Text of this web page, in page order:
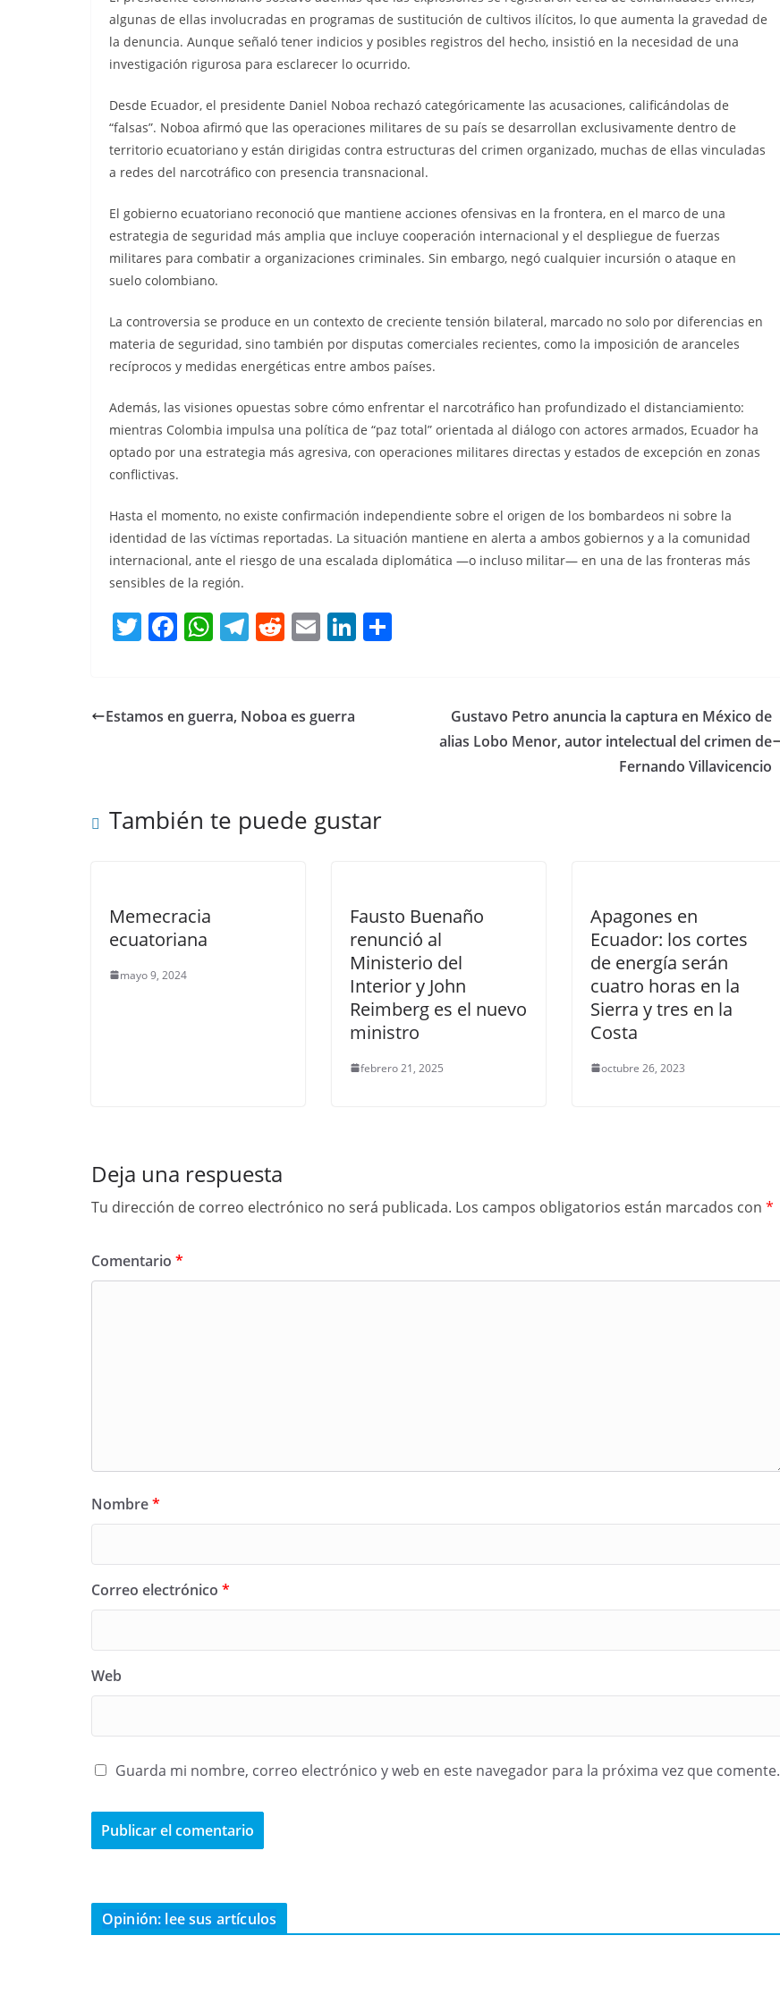
algunas de ellas involucradas en programas de sustitución de cultivos ilícitos, lo que aumenta la gravedad de
la denuncia. Aunque señaló tener indicios y posibles registros del hecho, insistió en la necesidad de una
investigación rigurosa para esclarecer lo ocurrido.
Desde Ecuador, el presidente Daniel Noboa rechazó categóricamente las acusaciones, calificándolas de
“falsas”. Noboa afirmó que las operaciones militares de su país se desarrollan exclusivamente dentro de
territorio ecuatoriano y están dirigidas contra estructuras del crimen organizado, muchas de ellas vinculadas
a redes del narcotráfico con presencia transnacional.
El gobierno ecuatoriano reconoció que mantiene acciones ofensivas en la frontera, en el marco de una
estrategia de seguridad más amplia que incluye cooperación internacional y el despliegue de fuerzas
militares para combatir a organizaciones criminales. Sin embargo, negó cualquier incursión o ataque en
suelo colombiano.
La controversia se produce en un contexto de creciente tensión bilateral, marcado no solo por diferencias en
materia de seguridad, sino también por disputas comerciales recientes, como la imposición de aranceles
recíprocos y medidas energéticas entre ambos países.
Además, las visiones opuestas sobre cómo enfrentar el narcotráfico han profundizado el distanciamiento:
mientras Colombia impulsa una política de “paz total” orientada al diálogo con actores armados, Ecuador ha
optado por una estrategia más agresiva, con operaciones militares directas y estados de excepción en zonas
conflictivas.
Hasta el momento, no existe confirmación independiente sobre el origen de los bombardeos ni sobre la
identidad de las víctimas reportadas. La situación mantiene en alerta a ambos gobiernos y a la comunidad
internacional, ante el riesgo de una escalada diplomática —o incluso militar— en una de las fronteras más
sensibles de la región.
T
w
er
F
a
e
k
W
h
s
T
el
gr
R
e
di
E
m
l
Li
n
Estamos en guerra, Noboa es guerra
Gustavo Petro anuncia la captura en México de
alias Lobo Menor, autor intelectual del crimen de
Fernando Villavicencio
También te puede gustar
Memecracia
ecuatoriana
mayo 9, 2024
Fausto Buenaño
renunció al
Ministerio del
Interior y John
Reimberg es el nuevo
ministro
febrero 21, 2025
Apagones en
Ecuador: los cortes
de energía serán
cuatro horas en la
Sierra y tres en la
Costa
octubre 26, 2023
Deja una respuesta
Tu dirección de correo electrónico no será publicada. Los campos obligatorios están marcados con *
Comentario *
Nombre*
Correo electrónico *
Web
Guarda mi nombre, correo electrónico y web en este navegador para la próxima vez que comente.
Opinión: lee sus artículos